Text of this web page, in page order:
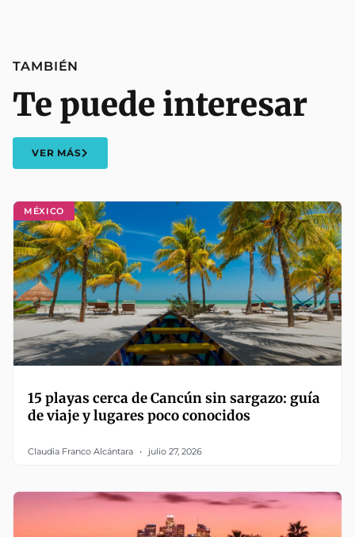
MÉXICO
15 playas cerca de Cancún sin sargazo: guía
de viaje y lugares poco conocidos
Claudia Franco Alcántara julio 27, 2026
TAMBIÉN
Te puede interesar
VER MÁS